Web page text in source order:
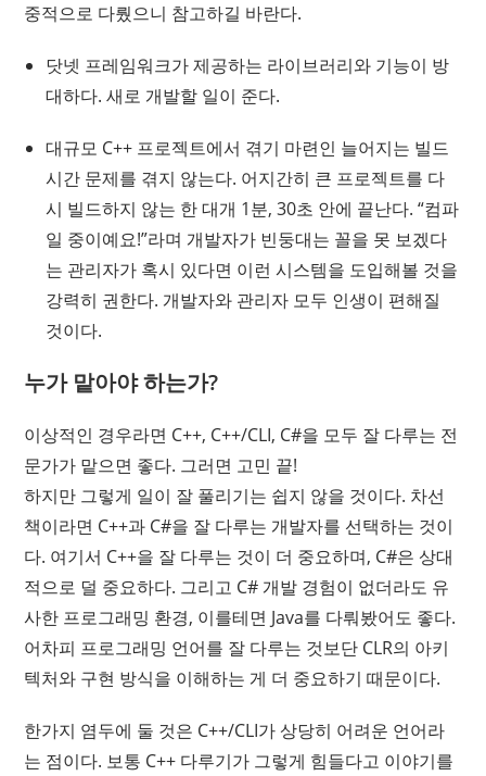
중적으로 다뤘으니 참고하길 바란다.
닷넷 프레임워크가 제공하는 라이브러리와 기능이 방
대하다. 새로 개발할 일이 준다.
대규모 C++ 프로젝트에서 겪기 마련인 늘어지는 빌드
시간 문제를 겪지 않는다. 어지간히 큰 프로젝트를 다
시 빌드하지 않는 한 대개 1분, 30초 안에 끝난다. “컴파
일 중이예요!”라며 개발자가 빈둥대는 꼴을 못 보겠다
는 관리자가 혹시 있다면 이런 시스템을 도입해볼 것을
강력히 권한다. 개발자와 관리자 모두 인생이 편해질
것이다.
누가 맡아야 하는가?
이상적인 경우라면 C++, C++/CLI, C#을 모두 잘 다루는 전
문가가 맡으면 좋다. 그러면 고민 끝!
하지만 그렇게 일이 잘 풀리기는 쉽지 않을 것이다. 차선
책이라면 C++과 C#을 잘 다루는 개발자를 선택하는 것이
다. 여기서 C++을 잘 다루는 것이 더 중요하며, C#은 상대
적으로 덜 중요하다. 그리고 C# 개발 경험이 없더라도 유
사한 프로그래밍 환경, 이를테면 Java를 다뤄봤어도 좋다.
어차피 프로그래밍 언어를 잘 다루는 것보단 CLR의 아키
텍처와 구현 방식을 이해하는 게 더 중요하기 때문이다.
한가지 염두에 둘 것은 C++/CLI가 상당히 어려운 언어라
는 점이다. 보통 C++ 다루기가 그렇게 힘들다고 이야기를